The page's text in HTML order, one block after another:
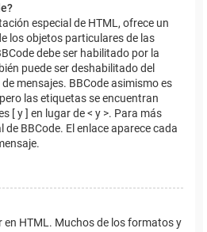
especial de HTML, ofrece un
los objetos particulares de las
debe ser habilitado por la
puede ser deshabilitado del
mensajes. BBCode asimismo es
las etiquetas se encuentran
[ y ] en lugar de < y >. Para más
BBCode. El enlace aparece cada
en HTML. Muchos de los formatos y